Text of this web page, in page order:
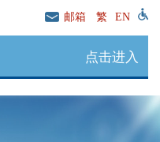
邮箱 繁 EN
点击进入